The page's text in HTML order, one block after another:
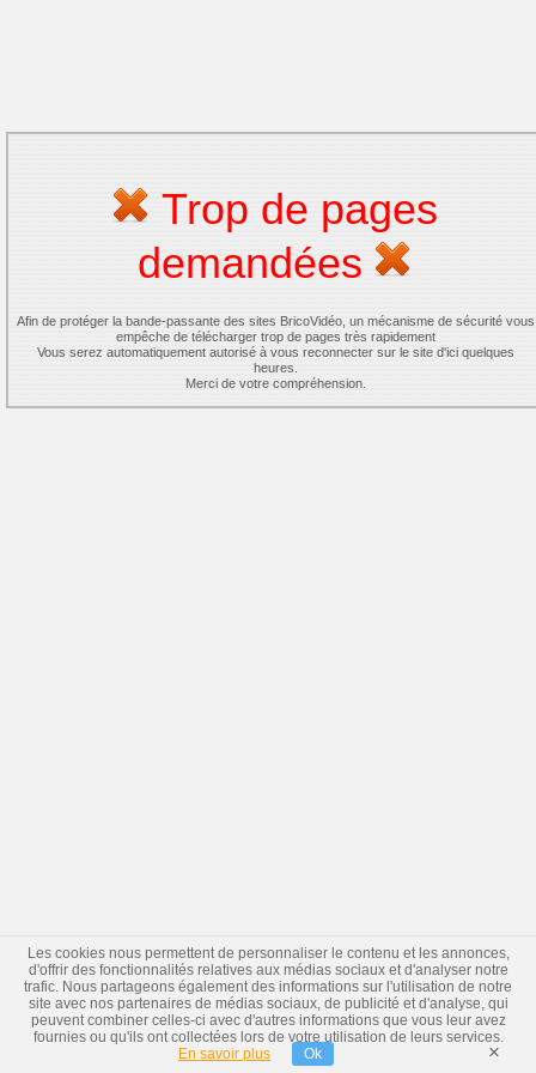
Trop de pages
demandées
Afin de protéger la bande-passante des sites BricoVidéo, un mécanisme de sécurité vous
empêche de télécharger trop de pages très rapidement
Vous serez automatiquement autorisé à vous reconnecter sur le site d'ici quelques
heures.
Merci de votre compréhension.
Les cookies nous permettent de personnaliser le contenu et les annonces,
d'offrir des fonctionnalités relatives aux médias sociaux et d'analyser notre
trafic. Nous partageons également des informations sur l'utilisation de notre
site avec nos partenaires de médias sociaux, de publicité et d'analyse, qui
peuvent combiner celles-ci avec d'autres informations que vous leur avez
fournies ou qu'ils ont collectées lors de votre utilisation de leurs services.
En savoir plus
Ok ×